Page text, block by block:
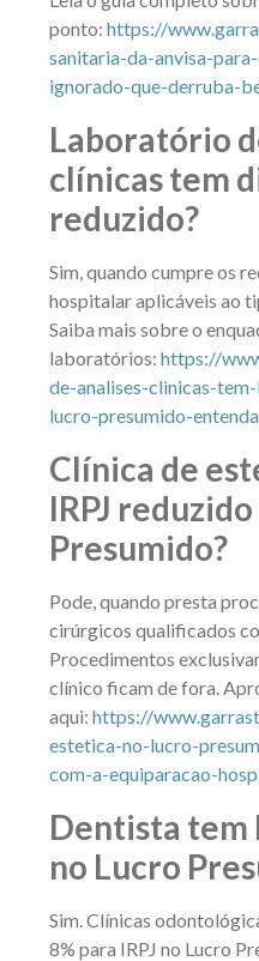
ponto: https://
sanitaria-da-anvisa-
ignorado-que-derruba-
Laboratório
clínicas tem
reduzido?
Sim, quando cumpre os
hospitalar aplicáveis ao
Saiba mais sobre o
laboratórios: https://
de-analises-clinicas-
lucro-presumido-
Clínica de
IRPJ
Presumido?
Pode, quando presta
cirúrgicos qualificados
Procedimentos
clínico ficam de fora.
aqui: https://
estetica-no-lucro-
com-a-equiparacao-
Dentista tem
no Lucro
Sim. Clínicas
8% para IRPJ no Lucro